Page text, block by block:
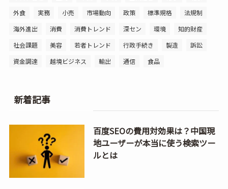
外食
実務 小売 市場動向 政策 標準規格
法規制
海外進出
消費 消費トレンド 深セン 環境
知的財産
社会課題
美容 若者トレンド 行政手続き 製造
訴訟
資金調達
越境ビジネス 輸出 通信 食品
新着記事
百度SEOの費用対効果は？中国現
地ユーザーが本当に使う検索ツー
ルとは